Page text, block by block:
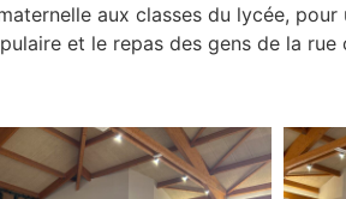
aux classes du lycée,
et le repas des gens de la rue